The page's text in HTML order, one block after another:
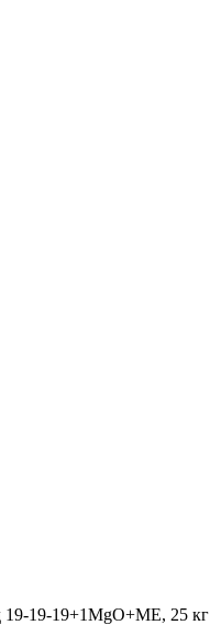
19-19+1MgO+ME, 25 кг